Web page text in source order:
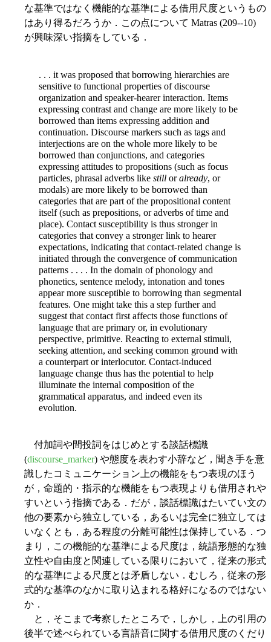
な基準ではなく機能的な基準による借用尺度というもの
はあり得るだろうか．この点について Matras (209--10)
が興味深い指摘をしている．
. . . it was proposed that borrowing hierarchies are
sensitive to functional properties of discourse
organization and speaker-hearer interaction. Items
expressing contrast and change are more likely to be
borrowed than items expressing addition and
continuation. Discourse markers such as tags and
interjections are on the whole more likely to be
borrowed than conjunctions, and categories
expressing attitudes to propositions (such as focus
particles, phrasal adverbs like still oralready, or
modals) are more likely to be borrowed than
categories that are part of the propositional content
itself (such as prepositions, or adverbs of time and
place). Contact susceptibility is thus stronger in
categories that convey a stronger link to hearer
expectations, indicating that contact-related change is
initiated through the convergence of communication
patterns . . . . In the domain of phonology and
phonetics, sentence melody, intonation and tones
appear more susceptible to borrowing than segmental
features. One might take this a step further and
suggest that contact first affects those functions of
language that are primary or, in evolutionary
perspective, primitive. Reacting to external stimuli,
seeking attention, and seeking common ground with
a counterpart or interlocutor. Contact-induced
language change thus has the potential to help
illuminate the internal composition of the
grammatical apparatus, and indeed even its
evolution.
付加詞や間投詞をはじめとする談話標識
(discourse_marker) や態度を表わす小辞など，聞き手を意
識したコミュニケーション上の機能をもつ表現のほう
が，命題的・指示的な機能をもつ表現よりも借用されや
すいという指摘である．だが，談話標識はたいてい文の
他の要素から独立している，あるいは完全に独立しては
いなくとも，ある程度の分離可能性は保持している．つ
まり，この機能的な基準による尺度は，統語形態的な独
立性や自由度と関連している限りにおいて，従来の形式
的な基準による尺度とは矛盾しない．むしろ，従来の形
式的な基準のなかに取り込まれる格好になるのではない
か．
と，そこまで考察したところで，しかし，上の引用の
後半で述べられている言語音に関する借用尺度のくだり